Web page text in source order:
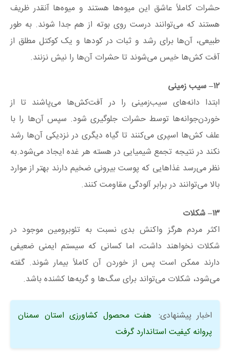
حشرات کاملاً عاشق این میوه‌ها هستند و میوه‌ها آنقدر ظریف
هستند که می‌توانند درست روی بوته از هم جدا شوند. به طور
طبیعی، آن‌ها برای رشد و ثبات در کودها و یک کوکتل مطلق از
آفت کش‌ها خیس می‌شوند تا حشرات آن‌ها را نیش نزنند.
۱۲– سیب زمینی
ابتدا دانه‌های سیب‌زمینی را در آفت‌کش‌ها می‌پاشند تا از
خوردن‌جوانه‌ها توسط حشرات جلوگیری شود. سپس آن‌ها را با
علف کش‌ها اسپری می‌کنند تا گیاه دیگری در نزدیکی آن‌ها رشد
نکند در نتیجه تجمع شیمیایی در هسته هر غده ایجاد می‌شود.به
نظر می‌رسد غذاهایی که پوست بیرونی ضخیم دارند بهتر از موارد
بالا می‌توانند در برابر آلودگی مقاومت کنند.
۱۳– شکلات
اکثر مردم هرگز واکنش بدی نسبت به تئوبرومین موجود در
شکلات نخواهند داشت، اما کسانی که سیستم ایمنی ضعیفی
دارند ممکن است پس از خوردن آن کاملاً بیمار شوند. گفته
می‌شود، شکلات می‌تواند برای سگ‌ها و گربه‌ها کشنده باشد.
اخبار پیشنهادی: هفت محصول کشاورزی استان سمنان
پروانه کیفیت استاندارد گرفت